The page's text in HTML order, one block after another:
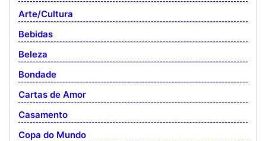
Arte/Cultura
Bebidas
Beleza
Bondade
Cartas de Amor
Casamento
Copa do Mundo